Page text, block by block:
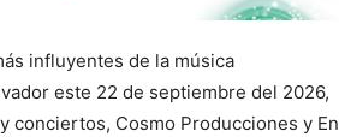
influyentes de la música
este 22 de septiembre del 2026,
conciertos, Cosmo Producciones y En